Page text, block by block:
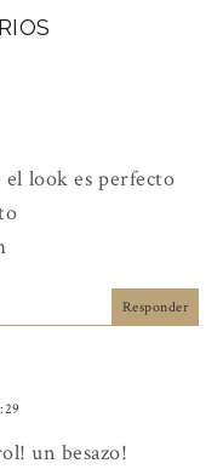
look es perfecto
Responder
un besazo!